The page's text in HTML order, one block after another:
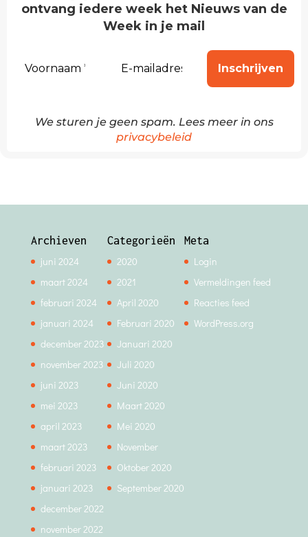
ontvang iedere week het Nieuws van de
Week in je mail
We sturen je geen spam. Lees meer in ons
privacybeleid
Archieven
juni 2024
maart 2024
februari 2024
januari 2024
december 2023
november 2023
juni 2023
mei 2023
april 2023
maart 2023
februari 2023
januari 2023
december 2022
november 2022
Categorieën
2020
2021
April 2020
Februari 2020
Januari 2020
Juli 2020
Juni 2020
Maart 2020
Mei 2020
November
Oktober 2020
September 2020
Meta
Login
Vermeldingen feed
Reacties feed
WordPress.org